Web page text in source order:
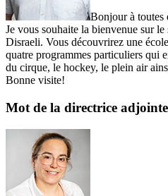
Bonjour à toutes
Je vous souhaite la bienvenue sur
Disraeli. Vous découvrirez une
quatre programmes particuliers qui
du cirque, le hockey, le plein air
Bonne visite!
Mot de la directrice adjointe